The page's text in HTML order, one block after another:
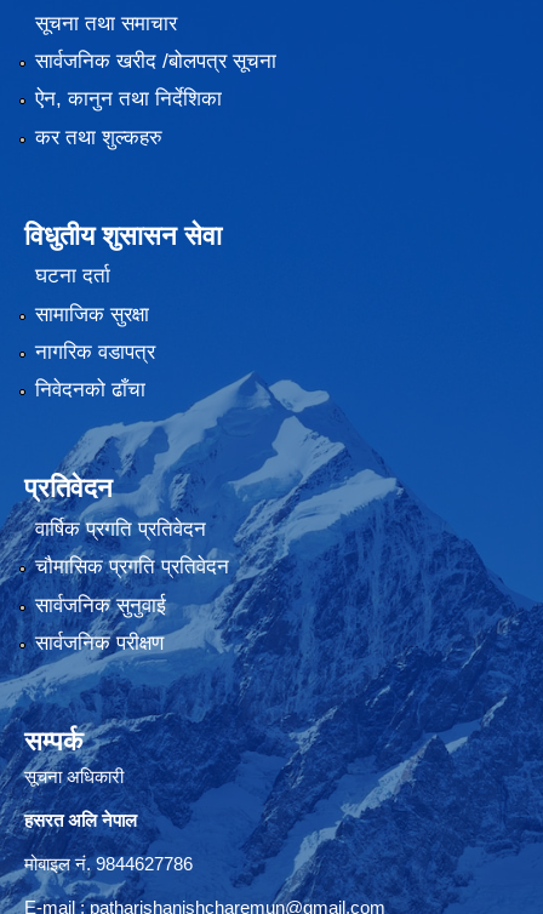
सूचना तथा समाचार
सार्वजनिक खरीद /बोलपत्र सूचना
ऐन, कानुन तथा निर्देशिका
कर तथा शुल्कहरु
विधुतीय शुसासन सेवा
घटना दर्ता
सामाजिक सुरक्षा
नागरिक वडापत्र
निवेदनको ढाँचा
प्रतिवेदन
वार्षिक प्रगति प्रतिवेदन
चौमासिक प्रगति प्रतिवेदन
सार्वजनिक सुनुवाई
सार्वजनिक परीक्षण
सम्पर्क
सूचना अधिकारी
हसरत अलि नेपाल
मोबाइल नं. 9844627786
E-mail :patharishanishcharemun@gmail.com